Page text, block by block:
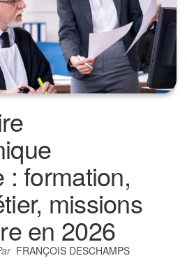
: formation,
missions
en 2026
FRANÇOIS DESCHAMPS